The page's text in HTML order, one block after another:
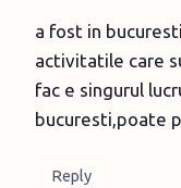
a fost in
activitatile care
fac e singurul
bucuresti,poate
Reply